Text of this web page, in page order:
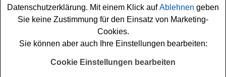
Falls Sie bei dem DM Gewinnspiel gratis mitmachen
möchten, müssen Sie angemeldet sein und die Lösung
einer kleinen Preisfrage herausfinden. Vielleicht klappt
es ja und Sie werden als Gewinner gezogen? Auf jeden
Fall sind die Daumen schon gedrückt. Viel Spaß!
Datenschutzerklärung. Mit einem Klick aufAblehnen geben
Sie keine Zustimmung für den Einsatz von Marketing-
Cookies.
Sie können aber auch Ihre Einstellungen bearbeiten:
Cookie Einstellungen bearbeiten